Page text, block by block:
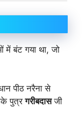
में बंट गया था, जो
पीठ नरैना से
पुत्रगरीबदासजी